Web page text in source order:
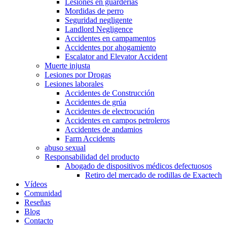
Lesiones en guarderías
Mordidas de perro
Seguridad negligente
Landlord Negligence
Accidentes en campamentos
Accidentes por ahogamiento
Escalator and Elevator Accident
Muerte injusta
Lesiones por Drogas
Lesiones laborales
Accidentes de Construcción
Accidentes de grúa
Accidentes de electrocución
Accidentes en campos petroleros
Accidentes de andamios
Farm Accidents
abuso sexual
Responsabilidad del producto
Abogado de dispositivos médicos defectuosos
Retiro del mercado de rodillas de Exactech
Vídeos
Comunidad
Reseñas
Blog
Contacto